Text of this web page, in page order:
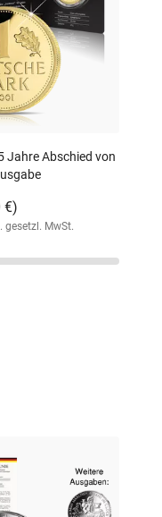
Jahre Abschied von
€)
gesetzl. MwSt.